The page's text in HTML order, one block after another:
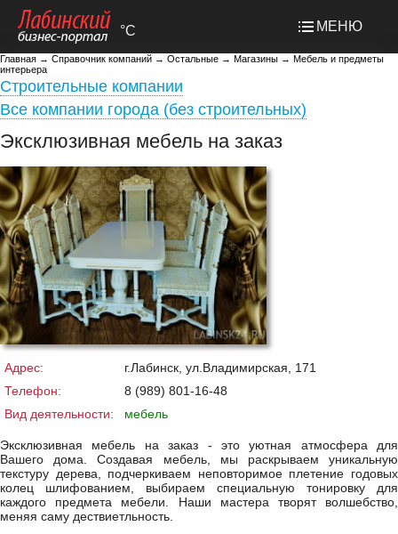
°C МЕНЮ
Главная → Справочник компаний → Остальные → Магазины → Мебель и предметы
интерьера
Строительные компании
Все компании города (без строительных)
Эксклюзивная мебель на заказ
Адрес:
г.Лабинск, ул.Владимирская, 171
Телефон:
8 (989) 801-16-48
Вид деятельности:
мебель
Эксклюзивная мебель на заказ - это уютная атмосфера для
Вашего дома. Создавая мебель, мы раскрываем уникальную
текстуру дерева, подчеркиваем неповторимое плетение годовых
колец шлифованием, выбираем специальную тонировку для
каждого предмета мебели. Наши мастера творят волшебство,
меняя саму дествиетльность.